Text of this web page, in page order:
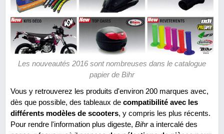
Les nouveautés 2016 sont nombreuses dans le catalogue
papier de Bihr
Vous y retrouverez les produits d'environ 200 marques avec,
dès que possible, des tableaux de compatibilité avec les
différents modèles de scooters, y compris les plus récents.
Pour rendre l'information plus digeste, Bihra intercalé des